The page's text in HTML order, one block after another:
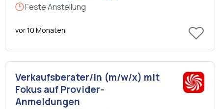
Feste Anstellung
vor 10 Monaten
Verkaufsberater/in (m/w/x) mit
Fokus auf Provider-
Anmeldungen